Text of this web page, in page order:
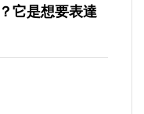
它是想要表達